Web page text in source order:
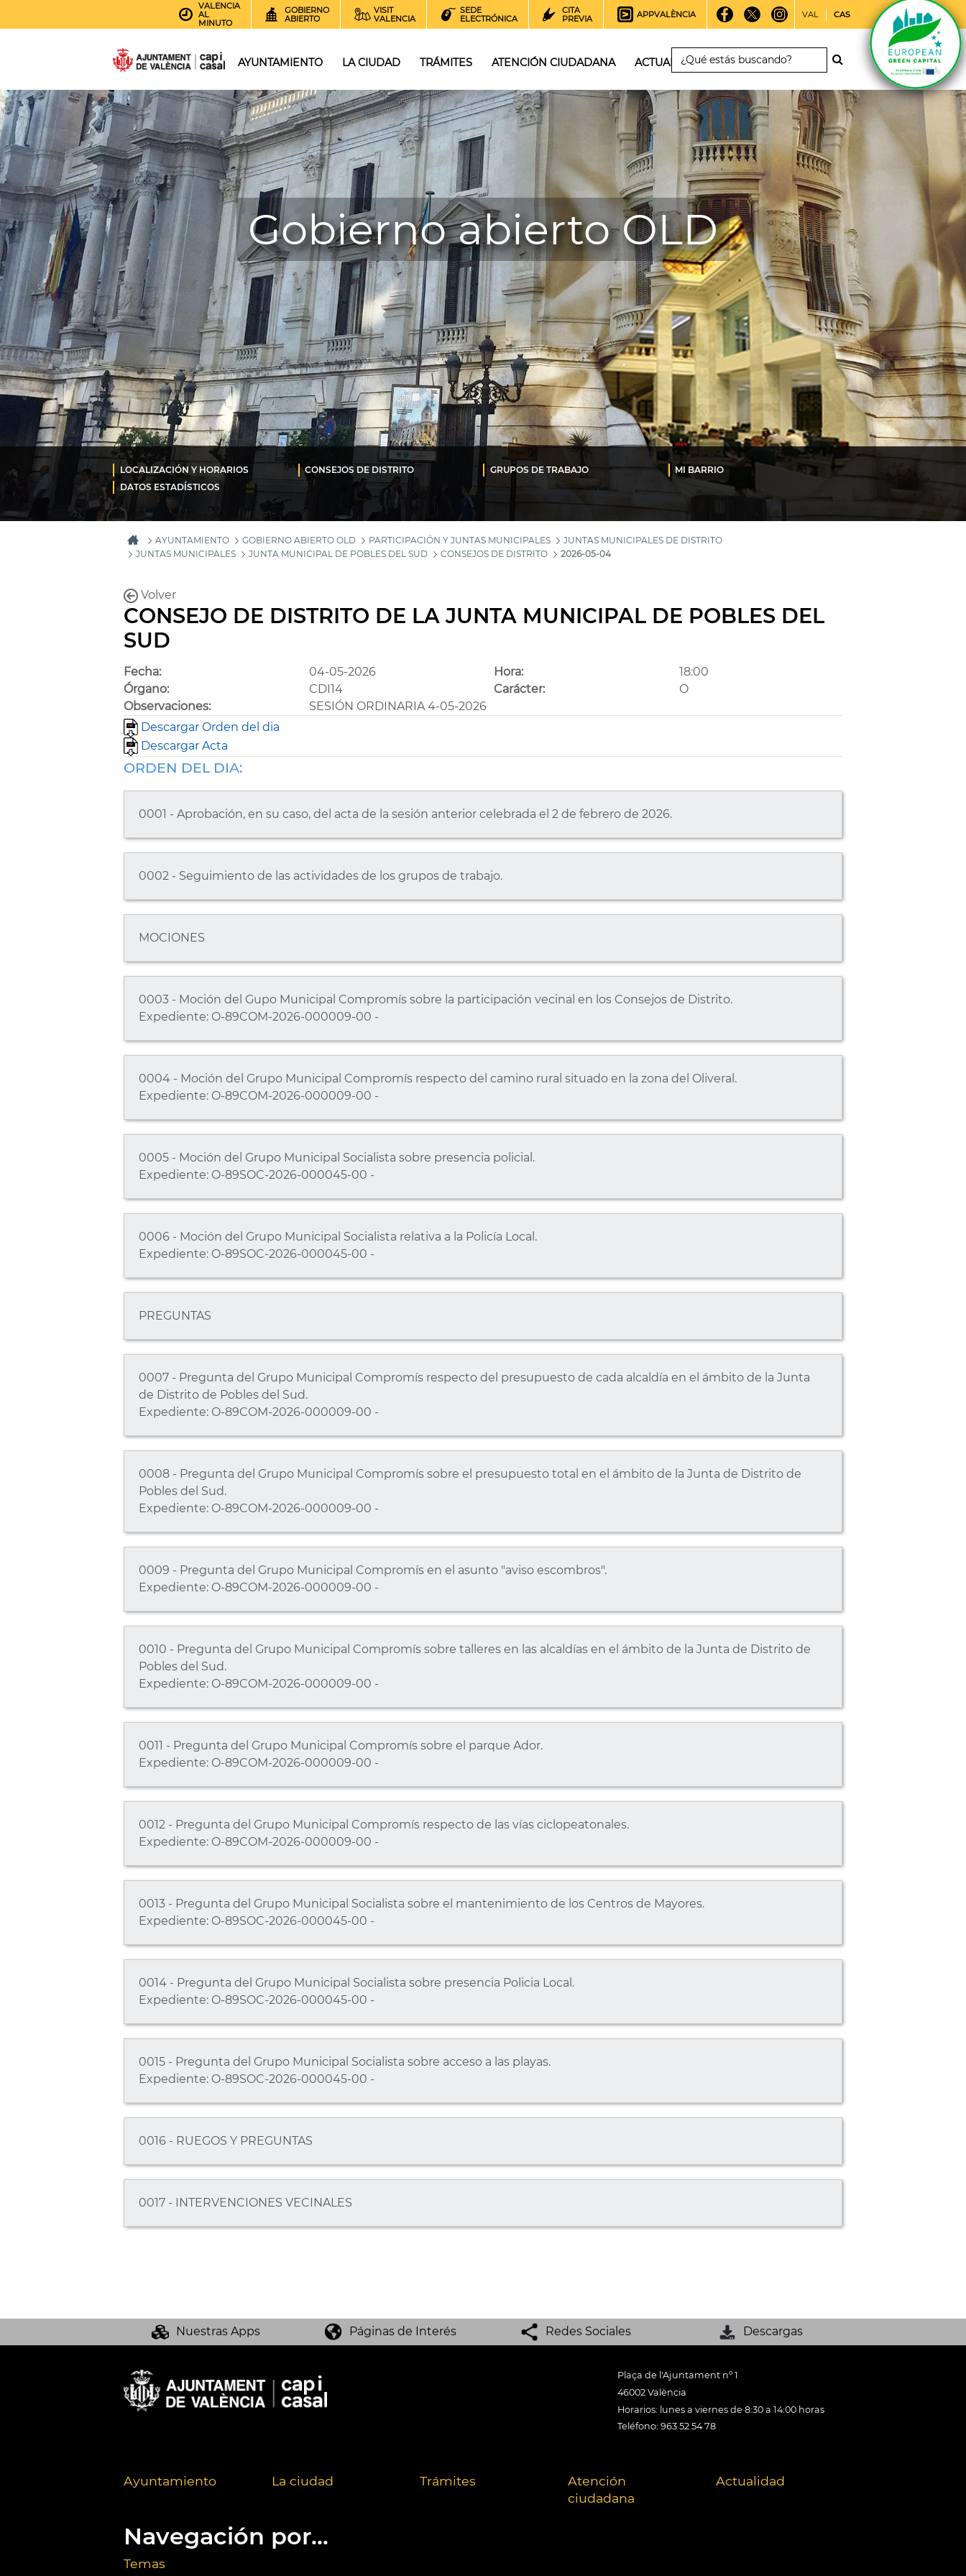
VALENCIA
AL
MINUTO
GOBIERNO
ABIERTO
VISIT
VALENCIA
SEDE
ELECTRÓNICA
CITA
PREVIA
APPVALÈNCIA VAL CAS
AYUNTAMIENTO LA CIUDAD TRÁMITES ATENCIÓN CIUDADANA ACTUALIDAD
Gobierno abierto OLD
LOCALIZACIÓN Y HORARIOS CONSEJOS DE DISTRITO GRUPOS DE TRABAJO
MI BARRIO
DATOS ESTADÍSTICOS
AYUNTAMIENTO GOBIERNO ABIERTO OLD PARTICIPACIÓN Y JUNTAS MUNICIPALES
JUNTAS MUNICIPALES DE DISTRITO
JUNTAS MUNICIPALES
JUNTA MUNICIPAL DE POBLES DEL SUD CONSEJOS DE DISTRITO 2026-05-04
Volver
CONSEJO DE DISTRITO DE LA JUNTA MUNICIPAL DE POBLES DEL
SUD
Fecha: 04-05-2026 Hora:
18:00
Órgano:
CDI14 Carácter:
O
Observaciones:
SESIÓN ORDINARIA 4-05-2026
Descargar Orden del dia
Descargar Acta
ORDEN DEL DIA:
0001 - Aprobación, en su caso, del acta de la sesión anterior celebrada el 2 de febrero de 2026.
0002 - Seguimiento de las actividades de los grupos de trabajo.
MOCIONES
0003 - Moción del Gupo Municipal Compromís sobre la participación vecinal en los Consejos de Distrito.
Expediente: O-89COM-2026-000009-00 -
0004 - Moción del Grupo Municipal Compromís respecto del camino rural situado en la zona del Oliveral.
Expediente: O-89COM-2026-000009-00 -
0005 - Moción del Grupo Municipal Socialista sobre presencia policial.
Expediente: O-89SOC-2026-000045-00 -
0006 - Moción del Grupo Municipal Socialista relativa a la Policía Local.
Expediente: O-89SOC-2026-000045-00 -
PREGUNTAS
0007 - Pregunta del Grupo Municipal Compromís respecto del presupuesto de cada alcaldía en el ámbito de la Junta
de Distrito de Pobles del Sud.
Expediente: O-89COM-2026-000009-00 -
0008 - Pregunta del Grupo Municipal Compromís sobre el presupuesto total en el ámbito de la Junta de Distrito de
Pobles del Sud.
Expediente: O-89COM-2026-000009-00 -
0009 - Pregunta del Grupo Municipal Compromís en el asunto "aviso escombros".
Expediente: O-89COM-2026-000009-00 -
0010 - Pregunta del Grupo Municipal Compromís sobre talleres en las alcaldías en el ámbito de la Junta de Distrito de
Pobles del Sud.
Expediente: O-89COM-2026-000009-00 -
0011 - Pregunta del Grupo Municipal Compromís sobre el parque Ador.
Expediente: O-89COM-2026-000009-00 -
0012 - Pregunta del Grupo Municipal Compromís respecto de las vías ciclopeatonales.
Expediente: O-89COM-2026-000009-00 -
0013 - Pregunta del Grupo Municipal Socialista sobre el mantenimiento de los Centros de Mayores.
Expediente: O-89SOC-2026-000045-00 -
0014 - Pregunta del Grupo Municipal Socialista sobre presencia Policia Local.
Expediente: O-89SOC-2026-000045-00 -
0015 - Pregunta del Grupo Municipal Socialista sobre acceso a las playas.
Expediente: O-89SOC-2026-000045-00 -
0016 - RUEGOS Y PREGUNTAS
0017 - INTERVENCIONES VECINALES
Nuestras Apps Páginas de Interés Redes Sociales Descargas
Plaça de l'Ajuntament nº 1
46002 València
Horarios: lunes a viernes de 8:30 a 14:00 horas
Teléfono: 963 52 54 78
Ayuntamiento La ciudad Trámites
Atención
ciudadana
Actualidad
Navegación por...
Temas